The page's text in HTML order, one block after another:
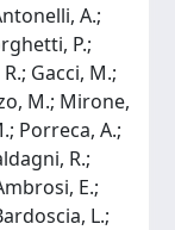
A.;
P.;
Gacci, M.;
M.; Mirone,
Porreca, A.;
R.;
E.;
L.;